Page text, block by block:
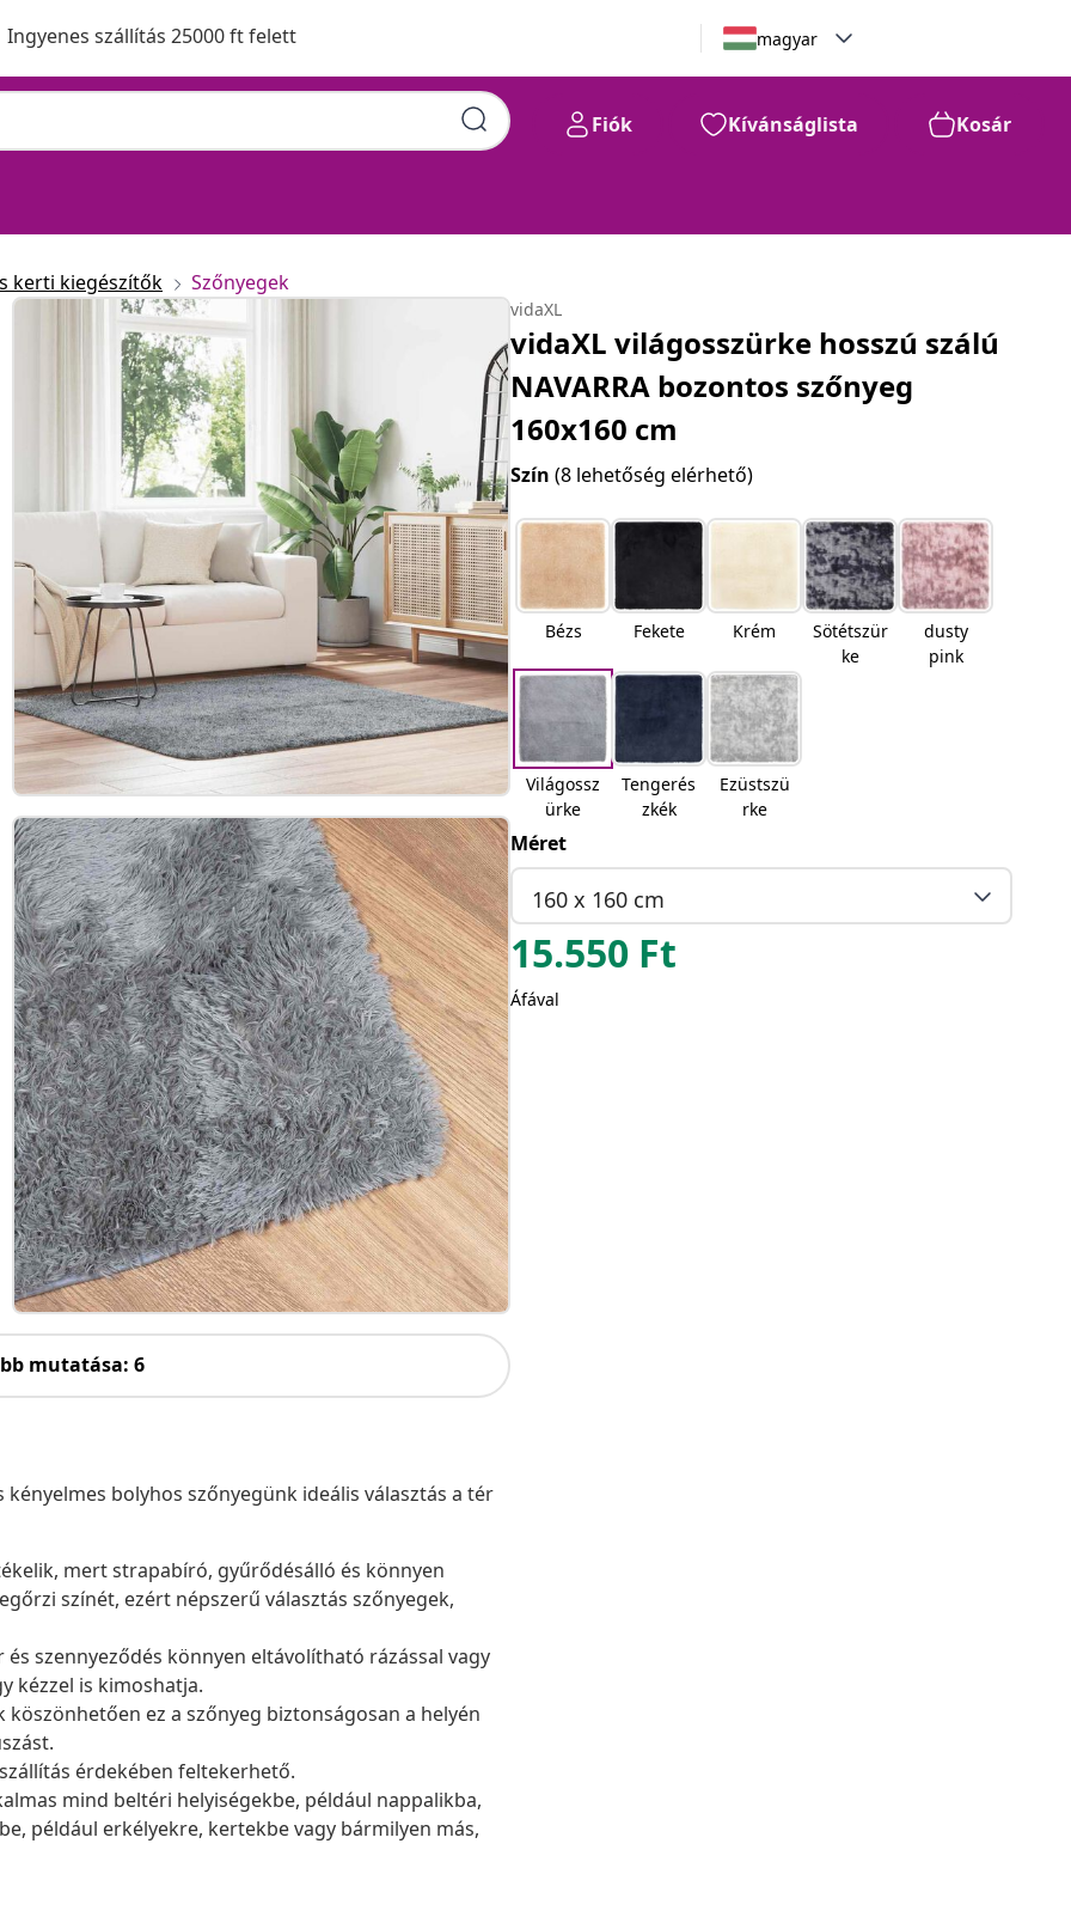
Ingyenes szállítás 25000 ft felett magyar
Fiók Kívánságlista Kosár
kerti kiegészítők Szőnyegek
mutatása: 6
bolyhos szőnyegünk ideális választás a tér
mert strapabíró, gyűrődésálló és könnyen
színét, ezért népszerű választás szőnyegek,
szennyeződés könnyen eltávolítható rázással vagy
kézzel is kimoshatja.
ez a szőnyeg biztonságosan a helyén
érdekében feltekerhető.
mind beltéri helyiségekbe, például nappalikba,
például erkélyekre, kertekbe vagy bármilyen más,
vidaXL
vidaXL világosszürke hosszú szálú
NAVARRA bozontos szőnyeg
160x160 cm
Szín(8 lehetőség elérhető)
Bézs Fekete Krém
Sötétszür
ke
dusty
pink
Világossz
ürke
Tengerés
zkék
Ezüstszü
rke
Méret
160 x 160 cm
15.550 Ft
Áfával